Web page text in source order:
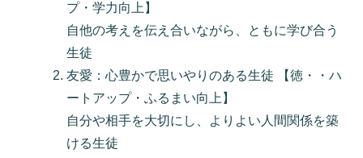
プ・学力向上】
自他の考えを伝え合いながら、ともに学び合う
生徒
友愛：心豊かで思いやりのある生徒 【徳・・ハ
ートアップ・ふるまい向上】
自分や相手を大切にし、よりよい人間関係を築
ける生徒